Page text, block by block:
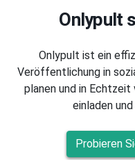
Onlypult
Onlypult ist ein
Veröffentlichung in
planen und in
einladen
Probieren